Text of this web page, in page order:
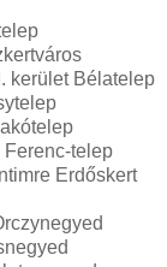
kerület Bélatelep
Ferenc-telep
Erdőskert